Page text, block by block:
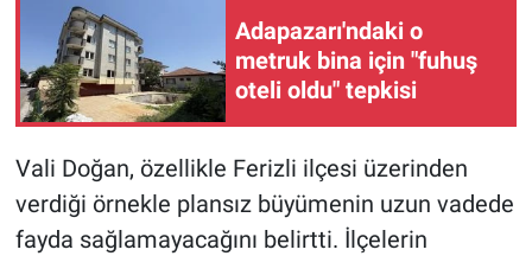
Adapazarı'ndaki o
metruk bina için "fuhuş
oteli oldu" tepkisi
Vali Doğan, özellikle Ferizli ilçesi üzerinden
verdiği örnekle plansız büyümenin uzun vadede
fayda sağlamayacağını belirtti. İlçelerin